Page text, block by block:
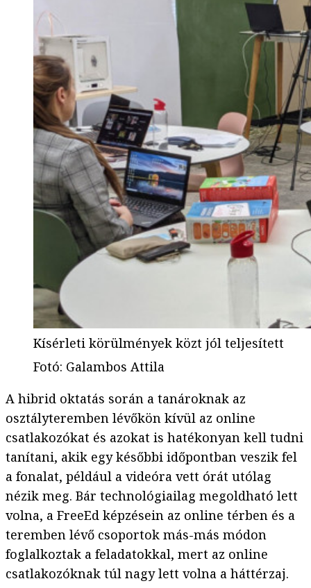
Kísérleti körülmények közt jól teljesített
Fotó: Galambos Attila
A hibrid oktatás során a tanároknak az
osztályteremben lévőkön kívül az online
csatlakozókat és azokat is hatékonyan kell tudni
tanítani, akik egy későbbi időpontban veszik fel
a fonalat, például a videóra vett órát utólag
nézik meg. Bár technológiailag megoldható lett
volna, a FreeEd képzésein az online térben és a
teremben lévő csoportok más-más módon
foglalkoztak a feladatokkal, mert az online
csatlakozóknak túl nagy lett volna a háttérzaj.